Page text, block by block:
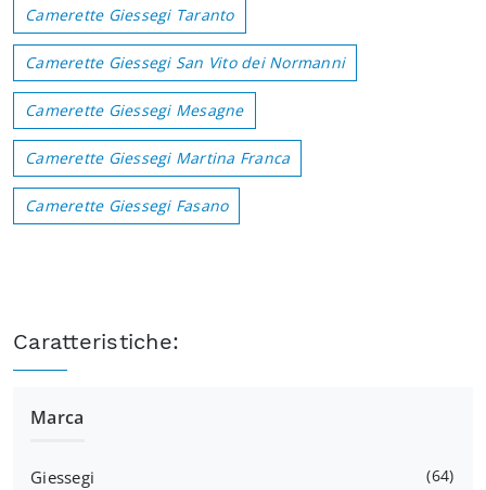
Camerette Giessegi Taranto
Camerette Giessegi San Vito dei Normanni
Camerette Giessegi Mesagne
Camerette Giessegi Martina Franca
Camerette Giessegi Fasano
Caratteristiche:
Marca
Giessegi 64